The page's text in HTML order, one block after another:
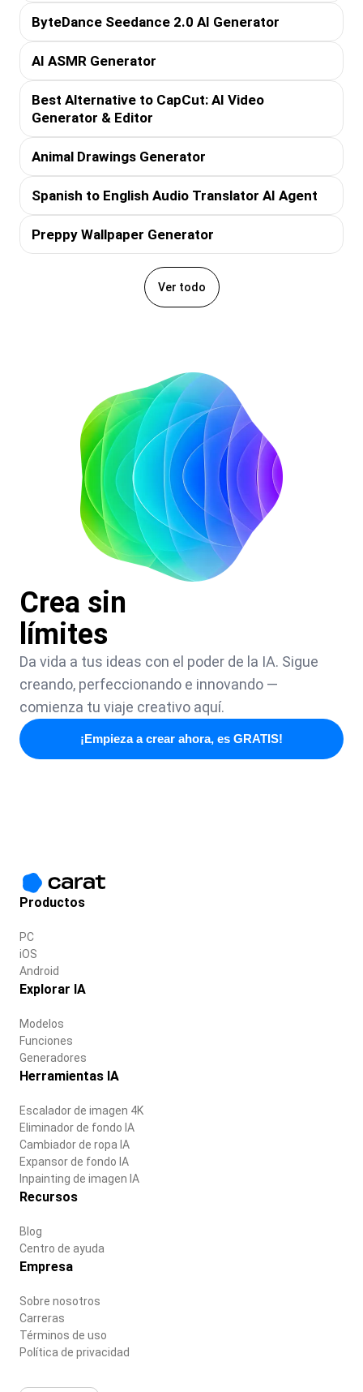
ByteDance Seedance 2.0 AI Generator
AI ASMR Generator
Best Alternative to CapCut: AI Video
Generator & Editor
Animal Drawings Generator
Spanish to English Audio Translator AI Agent
Preppy Wallpaper Generator
Ver todo
Crea sin
límites
Da vida a tus ideas con el poder de la IA. Sigue
creando, perfeccionando e innovando —
comienza tu viaje creativo aquí.
¡Empieza a crear ahora, es GRATIS!
Productos
PC
iOS
Android
Explorar IA
Modelos
Funciones
Generadores
Herramientas IA
Escalador de imagen 4K
Eliminador de fondo IA
Cambiador de ropa IA
Expansor de fondo IA
Inpainting de imagen IA
Recursos
Blog
Centro de ayuda
Empresa
Sobre nosotros
Carreras
Términos de uso
Política de privacidad